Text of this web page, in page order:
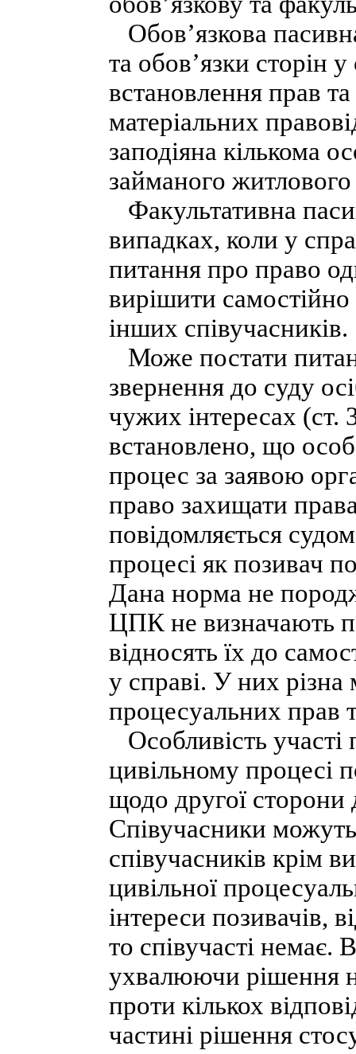
Обов’язкова
та обов’язки сторін
встановлення прав та
матеріальних
заподіяна кількома
займаного
Факультативна
випадках, коли у
питання про право
вирішити самостійно
інших співучасників.
Може постати
звернення до суду
чужих інтересах
встановлено, що
процес за заявою
право захищати
повідомляється
процесі як позивач
Дана норма не
ЦПК не визначають
відносять їх до
у справі. У них різна
процесуальних прав
Особливість участі
цивільному процесі
щодо другої сторони
Співучасники
співучасників крім
цивільної
інтереси позивачів,
то співучасті
ухвалюючи рішення
проти кількох
частині рішення